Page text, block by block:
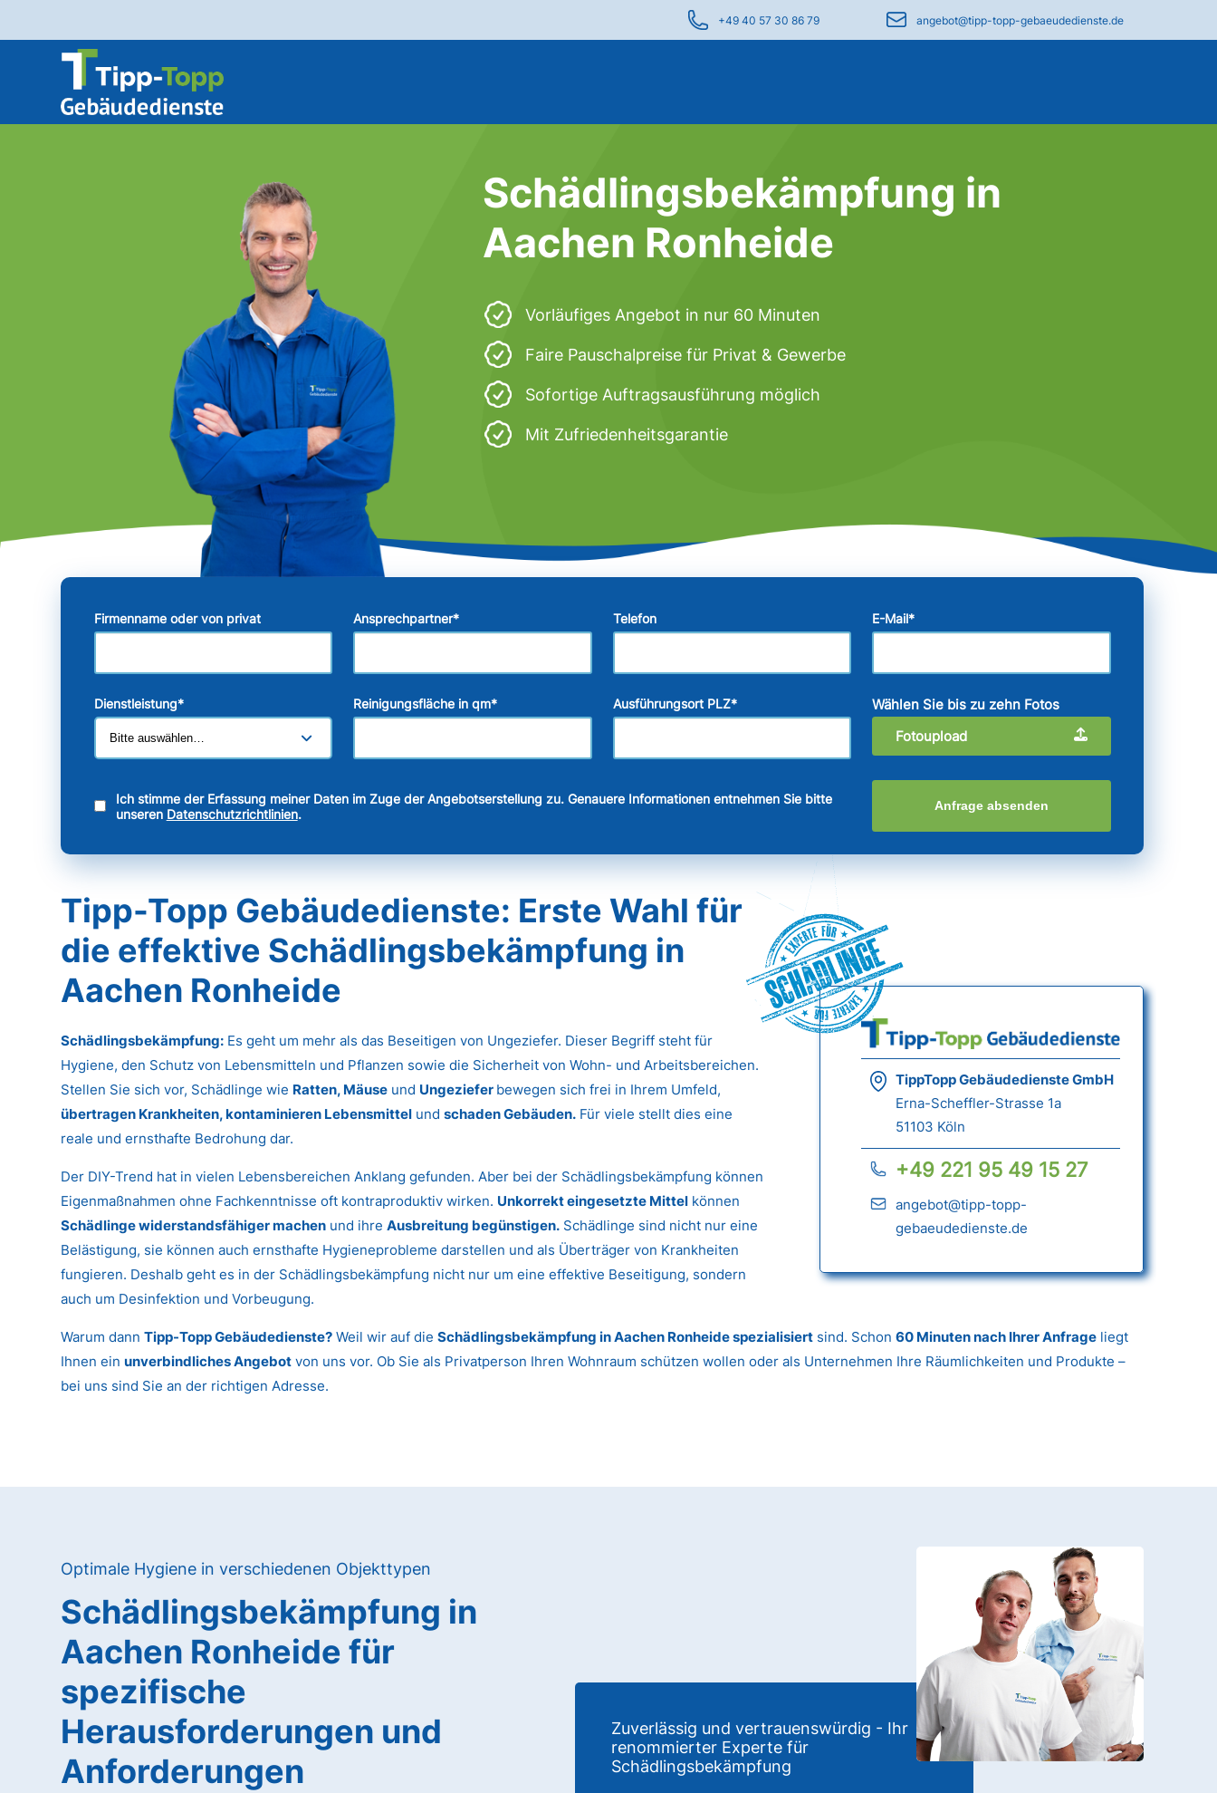
+49 40 57 30 86 79 angebot@tipp-topp-gebaeudedienste.de
Schädlingsbekämpfung in
Aachen Ronheide
Vorläufiges Angebot in nur 60 Minuten
Faire Pauschalpreise für Privat & Gewerbe
Sofortige Auftragsausführung möglich
Mit Zufriedenheitsgarantie
Firmenname oder von privat Ansprechpartner* Telefon E-Mail*
Dienstleistung* Reinigungsfläche in qm* Ausführungsort PLZ*
Wählen Sie bis zu zehn Fotos
Fotoupload
Ich stimme der Erfassung meiner Daten im Zuge der Angebotserstellung zu. Genauere Informationen entnehmen Sie bitte
unseren Datenschutzrichtlinien.
Anfrage absenden
Tipp-Topp Gebäudedienste: Erste Wahl für
die effektive Schädlingsbekämpfung in
Aachen Ronheide
Schädlinge
TippTopp Gebäudedienste GmbH
Erna-Scheffler-Strasse 1a
51103 Köln
+49 221 95 49 15 27
angebot@tipp-topp-
gebaeudedienste.de
Schädlingsbekämpfung: Es geht um mehr als das Beseitigen von Ungeziefer. Dieser Begriff steht für
Hygiene, den Schutz von Lebensmitteln und Pflanzen sowie die Sicherheit von Wohn- und Arbeitsbereichen.
Stellen Sie sich vor, Schädlinge wie Ratten, Mäuse und Ungeziefer bewegen sich frei in Ihrem Umfeld,
übertragen Krankheiten, kontaminieren Lebensmittel undschaden Gebäuden. Für viele stellt dies eine
reale und ernsthafte Bedrohung dar.
Der DIY-Trend hat in vielen Lebensbereichen Anklang gefunden. Aber bei der Schädlingsbekämpfung können
Eigenmaßnahmen ohne Fachkenntnisse oft kontraproduktiv wirken. Unkorrekt eingesetzte Mittel können
Schädlinge widerstandsfähiger machen und ihreAusbreitung begünstigen. Schädlinge sind nicht nur eine
Belästigung, sie können auch ernsthafte Hygieneprobleme darstellen und als Überträger von Krankheiten
fungieren. Deshalb geht es in der Schädlingsbekämpfung nicht nur um eine effektive Beseitigung, sondern
auch um Desinfektion und Vorbeugung.
Warum dannTipp-Topp Gebäudedienste? Weil wir auf dieSchädlingsbekämpfung in Aachen Ronheide spezialisiert sind. Schon60 Minuten nach Ihrer Anfrage liegt
Ihnen ein unverbindliches Angebot von uns vor. Ob Sie als Privatperson Ihren Wohnraum schützen wollen oder als Unternehmen Ihre Räumlichkeiten und Produkte –
bei uns sind Sie an der richtigen Adresse.
Optimale Hygiene in verschiedenen Objekttypen
Zuverlässig und vertrauenswürdig - Ihr
renommierter Experte für
Schädlingsbekämpfung
Schädlingsbekämpfung in
Aachen Ronheide für
spezifische
Herausforderungen und
Anforderungen